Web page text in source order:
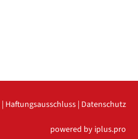
| Haftungsausschluss | Datenschutz
powered by iplus.pro